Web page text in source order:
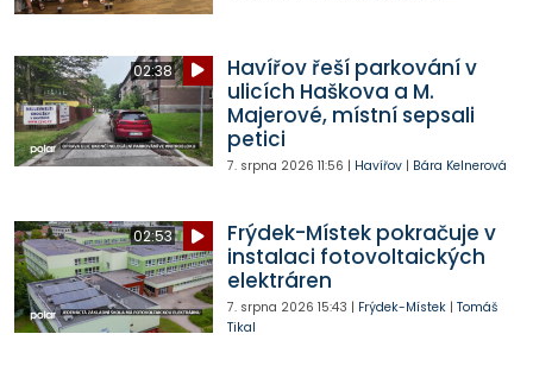
02:38
Havířov řeší parkování v
ulicích Haškova a M.
Majerové, místní sepsali
petici
7. srpna 2026 11:56 | Havířov| Bára Kelnerová
02:53
Frýdek-Místek pokračuje v
instalaci fotovoltaických
elektráren
7. srpna 2026 15:43 | Frýdek-Místek| Tomáš
Tikal